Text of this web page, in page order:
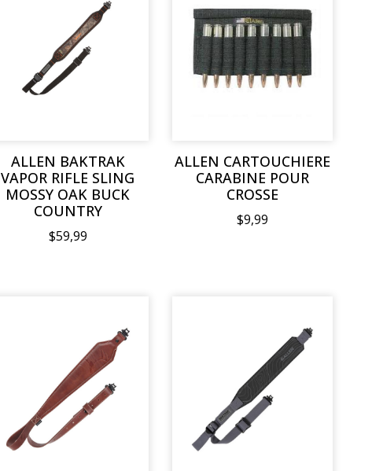
ALLEN BAKTRAK
VAPOR RIFLE SLING
MOSSY OAK BUCK
COUNTRY
$59,99
ALLEN CARTOUCHIERE
CARABINE POUR
CROSSE
$9,99